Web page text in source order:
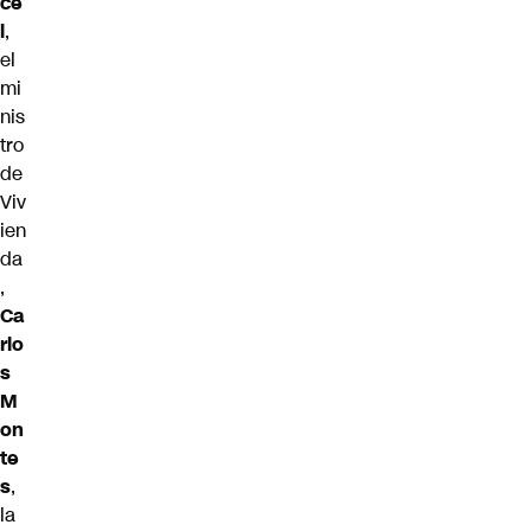
l,
el
mi
nis
tro
de
Viv
ien
da
,
Ca
rlo
s
M
on
te
s,
la